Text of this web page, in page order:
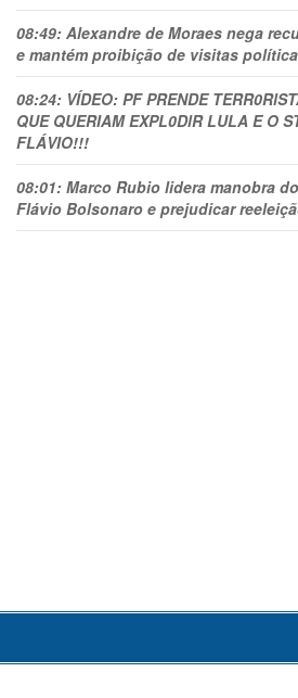
08:49: Alexandre de Moraes nega
e mantém proibição de visitas
08:24: VÍDEO: PF PRENDE
QUE QUERIAM EXPL0DlR LULA E O
FLÁVIO!!!
08:01: Marco Rubio lidera manobra
Flávio Bolsonaro e prejudicar